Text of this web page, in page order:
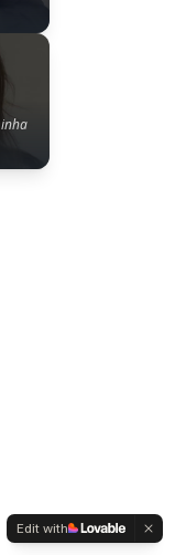
Edit with